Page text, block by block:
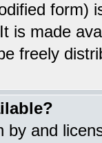
form)
is made
freely
by and